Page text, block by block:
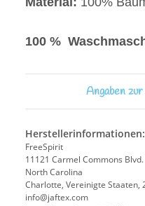
100 %
Angaben
Herstellerinformationen:
FreeSpirit
11121 Carmel Commons
North Carolina
Charlotte, Vereinigte Staaten,
info@jaftex.com